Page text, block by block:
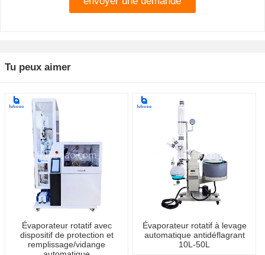
Tu peux aimer
Évaporateur rotatif avec
dispositif de protection et
remplissage/vidange
Évaporateur rotatif à levage
automatique antidéflagrant
10L-50L